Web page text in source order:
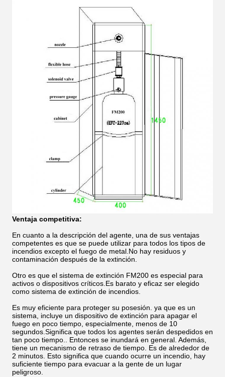
Ventaja competitiva:
En cuanto a la descripción del agente, una de sus ventajas
competentes es que se puede utilizar para todos los tipos de
incendios excepto el fuego de metal.No hay residuos y
contaminación después de la extinción.
Otro es que el sistema de extinción FM200 es especial para
activos o dispositivos críticos.Es barato y eficaz ser elegido
como sistema de extinción de incendios.
Es muy eficiente para proteger su posesión. ya que es un
sistema, incluye un dispositivo de extinción para apagar el
fuego en poco tiempo, especialmente, menos de 10
segundos.Significa que todos los agentes serán despedidos en
tan poco tiempo.. Entonces se inundará en general. Además,
tiene un mecanismo de retraso de tiempo. Es de alrededor de
2 minutos. Esto significa que cuando ocurre un incendio, hay
suficiente tiempo para evacuar a la gente de un lugar
peligroso.